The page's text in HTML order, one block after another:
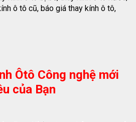
ô tô cũ, báo giá thay kính ô tô,
Ôtô Công nghệ mới
của Bạn